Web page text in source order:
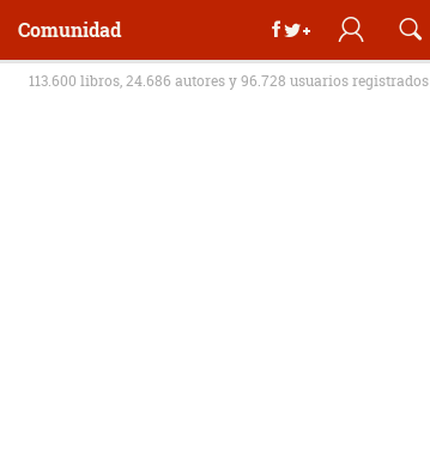
Comunidad
113.600 libros, 24.686 autores y 96.728 usuarios registrados